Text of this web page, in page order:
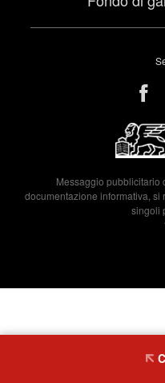
Messaggio pubblicitario
documentazione informativa,
singoli